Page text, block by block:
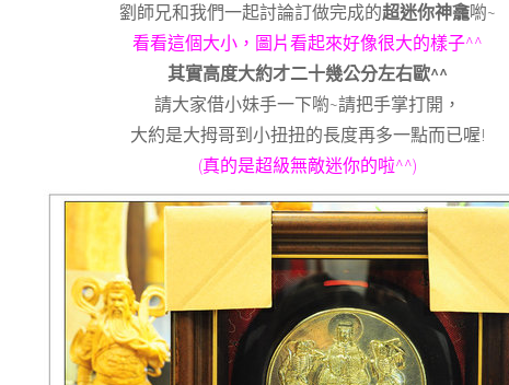
劉師兄和我們一起討論訂做完成的超迷你神龕喲~
看看這個大小，圖片看起來好像很大的樣子^^
其實高度大約才二十幾公分左右歐^^
請大家借小妹手一下喲~請把手掌打開，
大約是大拇哥到小扭扭的長度再多一點而已喔!
(真的是超級無敵迷你的啦^^)